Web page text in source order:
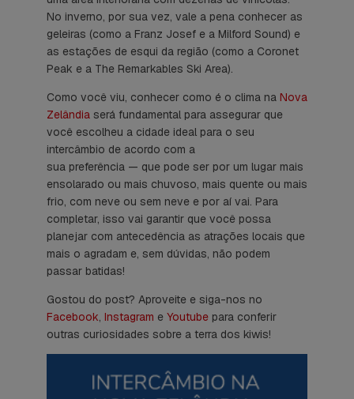
No inverno, por sua vez, vale a pena conhecer as
geleiras (como a Franz Josef e a Milford Sound) e
as estações de esqui da região (como a Coronet
Peak e a The Remarkables Ski Area).
Como você viu, conhecer como é o clima na Nova
Zelândia será fundamental para assegurar que
você escolheu a cidade ideal para o seu
intercâmbio de acordo com a
sua preferência — que pode ser por um lugar mais
ensolarado ou mais chuvoso, mais quente ou mais
frio, com neve ou sem neve e por aí vai. Para
completar, isso vai garantir que você possa
planejar com antecedência as atrações locais que
mais o agradam e, sem dúvidas, não podem
passar batidas!
Gostou do post? Aproveite e siga-nos no
Facebook, Instagram e Youtube para conferir
outras curiosidades sobre a terra dos kiwis!